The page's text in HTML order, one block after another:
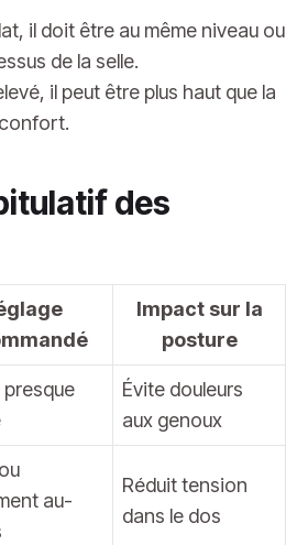
il doit être au même niveau ou
de la selle.
il peut être plus haut que la
des
Impact sur la
posture
Évite douleurs
aux genoux
au-
Réduit tension
dans le dos